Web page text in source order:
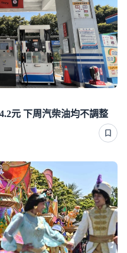
元 下周汽柴油均不調整